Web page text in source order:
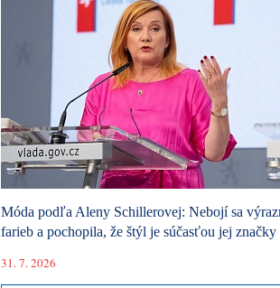
Móda podľa Aleny Schillerovej: Nebojí sa
farieb a pochopila, že štýl je súčasťou jej značky
31. 7. 2026